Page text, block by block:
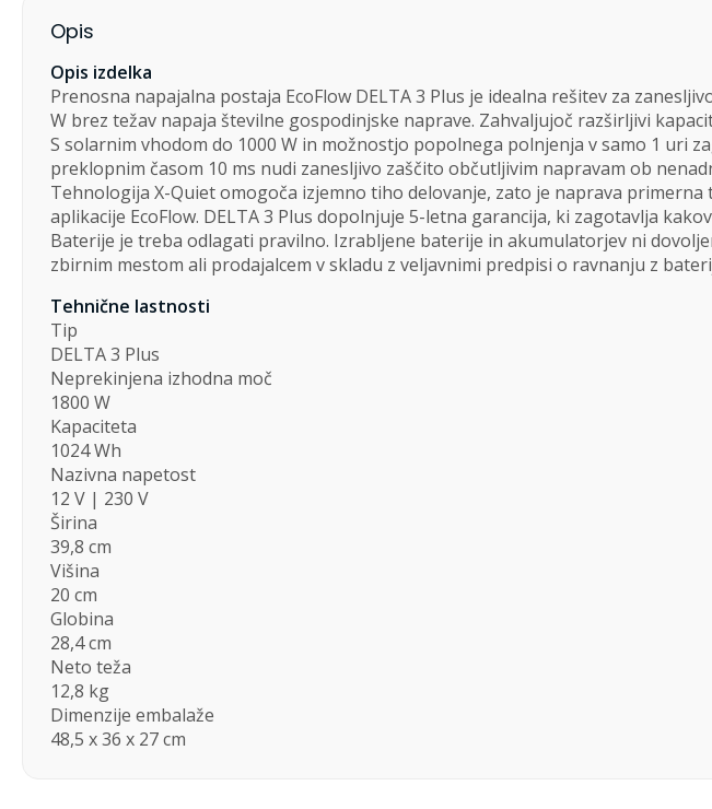
Opis
Opis izdelka
Prenosna napajalna postaja EcoFlow DELTA 3 Plus je idealna rešitev za
W brez težav napaja številne gospodinjske naprave. Zahvaljujoč razširljivi
S solarnim vhodom do 1000 W in možnostjo popolnega polnjenja v samo 1 uri
preklopnim časom 10 ms nudi zanesljivo zaščito občutljivim napravam ob
Tehnologija X-Quiet omogoča izjemno tiho delovanje, zato je naprava
aplikacije EcoFlow. DELTA 3 Plus dopolnjuje 5-letna garancija, ki zagotavlja
Baterije je treba odlagati pravilno. Izrabljene baterije in akumulatorjev ni
zbirnim mestom ali prodajalcem v skladu z veljavnimi predpisi o ravnanju z
Tehnične lastnosti
Tip
DELTA 3 Plus
Neprekinjena izhodna moč
1800 W
Kapaciteta
1024 Wh
Nazivna napetost
12 V | 230 V
Širina
39,8 cm
Višina
20 cm
Globina
28,4 cm
Neto teža
12,8 kg
Dimenzije embalaže
48,5 x 36 x 27 cm